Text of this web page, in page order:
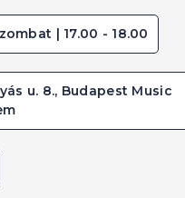
| 17.00 - 18.00
u. 8., Budapest Music